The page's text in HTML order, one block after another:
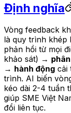
Định nghĩa
Vòng feedback
là quy trình khép
phản hồi từ mọi
khảo sát) →
→ hành động cải
trình. AI biến
kéo dài 2-4 tuần
giúp SME Việt
đổi liên tục.